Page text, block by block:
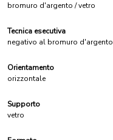
bromuro d'argento / vetro
Tecnica esecutiva
negativo al bromuro d'argento
Orientamento
orizzontale
Supporto
vetro